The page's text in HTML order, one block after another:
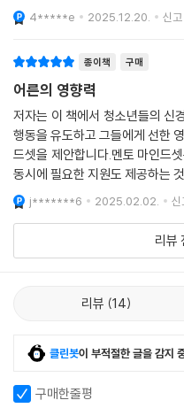
1998년 미국 플로리다주에서는
대 흡연을 막기 위해 질병통제예
광고대행사에 요구했다. 이 전략
고 2) 치아를 누렇게 만들며 3)
이었다.
당시 젊은 광고기획자였던 알렉
이라고 생각했다. 보거스키의 팀
연이 어떻게 암을 유발하는지 유
는 것에 신경 쓰지 않았으며, 담
했다. 즉, 정부의 승인 전략은 결
병통제예방센터의 전문가들은
런 전략을 내놓은 것이다. 바로 ‘
생물학적 무능 모델은 청소년이
이 미래에 불러올 결과를 정확하
소년은 현명한 어른에게 무엇을
고 여긴다.
고, 실용적이고 맞춤화된 조언을
로 잘 풀었습니다.^^
4*****e 2025.12.20. 신고
종이책 구매
어른의 영향력
저자는 이 책에서 청소년들의 신
행동을 유도하고 그들에게 선한
드셋을 제안합니다.멘토 마인드
동시에 필요한 지원도 제공하는
j*******6 2025.02.02. 신
리뷰
리뷰 14
클린봇이 부적절한 글을 감지
구매한줄평